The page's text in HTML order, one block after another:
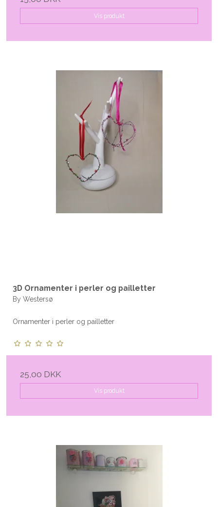
Vis produkt
3D Ornamenter i perler og pailletter
By Westersø
Ornamenter i perler og pailletter
25,00 DKK
Vis produkt